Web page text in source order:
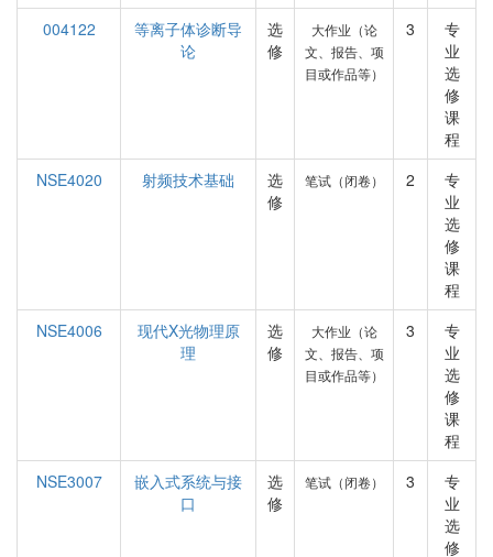
004122
等离子体诊断导
论
选
修
大作业（论
文、报告、项
目或作品等）
3
专
业
选
修
课
程
NSE4020
射频技术基础
选
修
笔试（闭卷） 2
专
业
选
修
课
程
NSE4006
现代X光物理原
理
选
修
大作业（论
文、报告、项
目或作品等）
3
专
业
选
修
课
程
NSE3007
嵌入式系统与接
口
选
修
笔试（闭卷） 3
专
业
选
修